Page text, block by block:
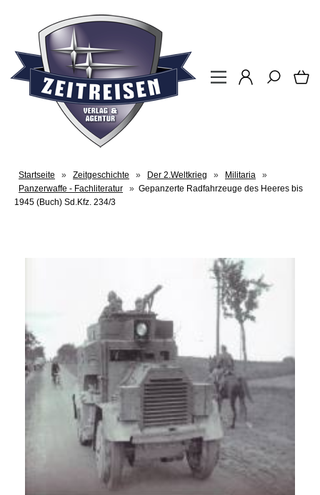
Startseite » Zeitgeschichte » Der 2.Weltkrieg » Militaria
»
Panzerwaffe - Fachliteratur
» Gepanzerte Radfahrzeuge des Heeres bis
1945 (Buch) Sd.Kfz. 234/3